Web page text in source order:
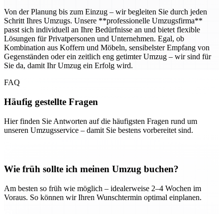
Von der Planung bis zum Einzug – wir begleiten Sie durch jeden
Schritt Ihres Umzugs. Unsere **professionelle Umzugsfirma**
passt sich individuell an Ihre Bedürfnisse an und bietet flexible
Lösungen für Privatpersonen und Unternehmen. Egal, ob
Kombination aus Koffern und Möbeln, sensibelster Empfang von
Gegenständen oder ein zeitlich eng getimter Umzug – wir sind für
Sie da, damit Ihr Umzug ein Erfolg wird.
FAQ
Häufig gestellte Fragen
Hier finden Sie Antworten auf die häufigsten Fragen rund um
unseren Umzugsservice – damit Sie bestens vorbereitet sind.
Wie früh sollte ich meinen Umzug buchen?
Am besten so früh wie möglich – idealerweise 2–4 Wochen im
Voraus. So können wir Ihren Wunschtermin optimal einplanen.